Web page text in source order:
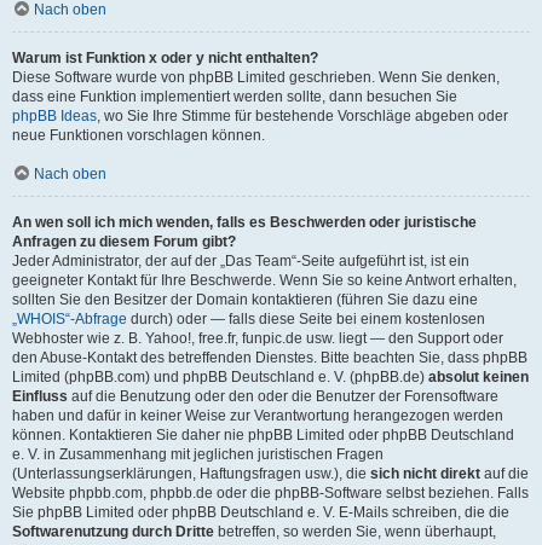
Nach oben
Warum ist Funktion x oder y nicht enthalten?
Diese Software wurde von phpBB Limited geschrieben. Wenn Sie denken,
dass eine Funktion implementiert werden sollte, dann besuchen Sie
phpBB Ideas, wo Sie Ihre Stimme für bestehende Vorschläge abgeben oder
neue Funktionen vorschlagen können.
Nach oben
An wen soll ich mich wenden, falls es Beschwerden oder juristische
Anfragen zu diesem Forum gibt?
Jeder Administrator, der auf der „Das Team“-Seite aufgeführt ist, ist ein
geeigneter Kontakt für Ihre Beschwerde. Wenn Sie so keine Antwort erhalten,
sollten Sie den Besitzer der Domain kontaktieren (führen Sie dazu eine
„WHOIS“-Abfrage durch) oder — falls diese Seite bei einem kostenlosen
Webhoster wie z. B. Yahoo!, free.fr, funpic.de usw. liegt — den Support oder
den Abuse-Kontakt des betreffenden Dienstes. Bitte beachten Sie, dass phpBB
Limited (phpBB.com) und phpBB Deutschland e. V. (phpBB.de) absolut keinen
Einfluss auf die Benutzung oder den oder die Benutzer der Forensoftware
haben und dafür in keiner Weise zur Verantwortung herangezogen werden
können. Kontaktieren Sie daher nie phpBB Limited oder phpBB Deutschland
e. V. in Zusammenhang mit jeglichen juristischen Fragen
(Unterlassungserklärungen, Haftungsfragen usw.), die sich nicht direkt auf die
Website phpbb.com, phpbb.de oder die phpBB-Software selbst beziehen. Falls
Sie phpBB Limited oder phpBB Deutschland e. V. E-Mails schreiben, die die
Softwarenutzung durch Dritte betreffen, so werden Sie, wenn überhaupt,